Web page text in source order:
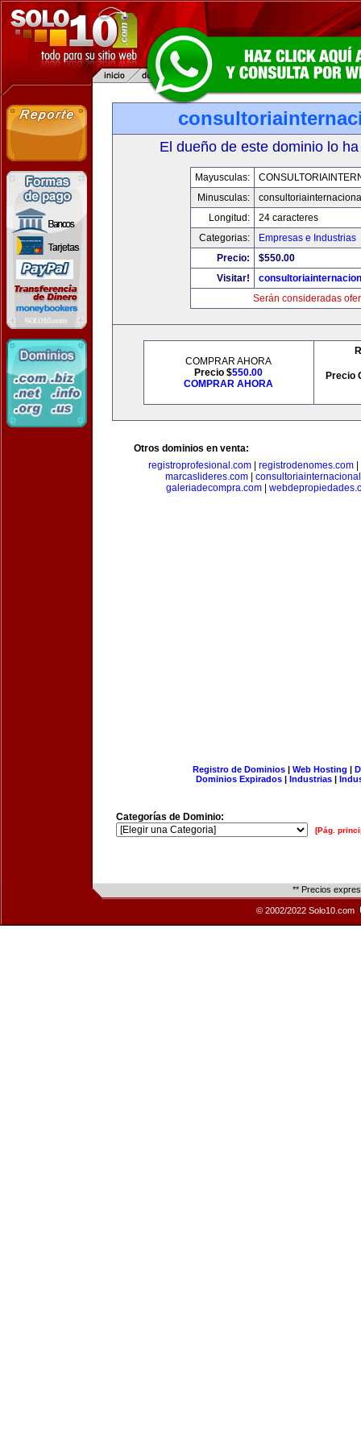
El dueño de este dominio lo
Mayusculas:
Minusculas:
Longitud:
24 caracteres
Categorias:
Empresas e Industrias
Precio:
$550.00
Visitar!
Serán consideradas
COMPRAR AHORA
Precio $550.00
COMPRAR AHORA
Precio
Otros dominios en venta:
registroprofesional.com| registrodenomes.com|
marcaslideres.com
galeriadecompra.com|
Registro de Dominios| Web Hosting |
Dominios Expirados | Industrias |
Categorías de Dominio:
[Pág.
** Precios
© 2002/2022 Solo10.com